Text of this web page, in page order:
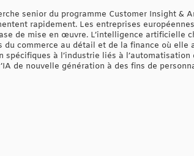
senior du programme Customer Insight &
rapidement. Les entreprises
de mise en œuvre. L’intelligence artificielle
commerce au détail et de la finance où elle
à l’industrie liés à
de nouvelle génération à des fins de